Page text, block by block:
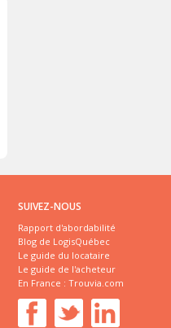
SUIVEZ-NOUS
Rapport d'abordabilité
Blog de LogisQuébec
Le guide du locataire
Le guide de l'acheteur
En France : Trouvia.com